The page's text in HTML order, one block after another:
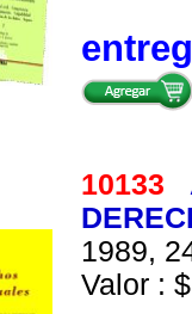
10133
1989,
Valor :